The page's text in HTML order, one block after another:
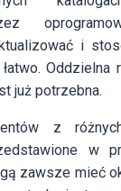
i
Oddzielna
już potrzebna.
z
w
zawsze mieć